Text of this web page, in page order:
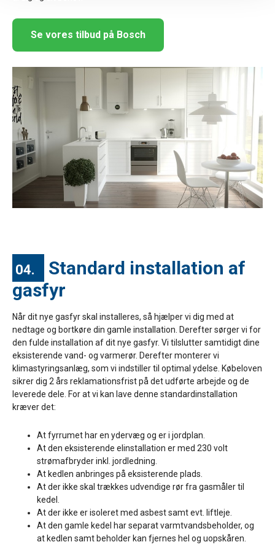
Se vores tilbud på Bosch
04.
Standard installation af
gasfyr
Når dit nye gasfyr skal installeres, så hjælper vi dig med at
nedtage og bortkøre din gamle installation. Derefter sørger vi for
den fulde installation af dit nye gasfyr. Vi tilslutter samtidigt dine
eksisterende vand- og varmerør. Derefter monterer vi
klimastyringsanlæg, som vi indstiller til optimal ydelse. Købeloven
sikrer dig 2 års reklamationsfrist på det udførte arbejde og de
leverede dele. For at vi kan lave denne standardinstallation
kræver det:
At fyrrumet har en ydervæg og er i jordplan.
At den eksisterende elinstallation er med 230 volt
strømafbryder inkl. jordledning.
At kedlen anbringes på eksisterende plads.
At der ikke skal trækkes udvendige rør fra gasmåler til
kedel.
At der ikke er isoleret med asbest samt evt. liftleje.
At den gamle kedel har separat varmtvandsbeholder, og
at kedlen samt beholder kan fjernes hel og uopskåren.